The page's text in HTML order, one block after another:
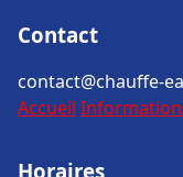
Contact
contact@chauffe-
Accueil
Horaires